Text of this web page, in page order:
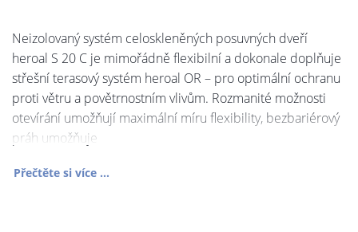
Neizolovaný systém celoskleněných posuvných dveří
heroal S 20 C je mimořádně flexibilní a dokonale doplňuje
střešní terasový systém heroal OR – pro optimální ochranu
proti větru a povětrnostním vlivům. Rozmanité možnosti
otevírání umožňují maximální míru flexibility, bezbariérový
práh umožňuje
Přečtěte si více ...